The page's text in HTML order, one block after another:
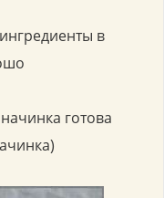
в
готова